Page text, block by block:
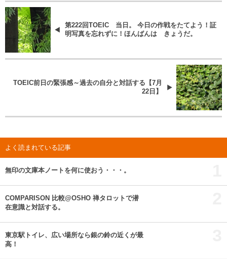
第222回TOEIC 当日。 今日の作戦をたてよう！証
明写真を忘れずに！ほんばんは きょうだ。
TOEIC前日の緊張感～過去の自分と対話する【7月
22日】
よく読まれている記事
無印の文庫本ノートを何に使おう・・・。
COMPARISON 比較@OSHO 禅タロットで潜
在意識と対話する。
東京駅トイレ、広い場所なら銀の鈴の近くが最
高！